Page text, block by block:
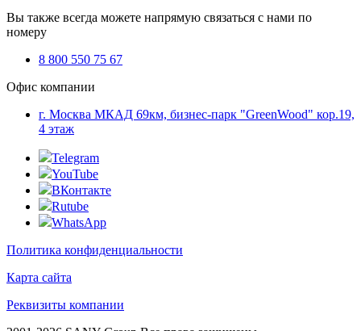
Вы также всегда можете напрямую связаться с нами по
номеру
8 800 550 75 67
Офис компании
г. Москва МКАД 69км, бизнес-парк "GreenWood" кор.19,
4 этаж
Telegram
YouTube
ВКонтакте
Rutube
WhatsApp
Политика конфиденциальности
Карта сайта
Реквизиты компании